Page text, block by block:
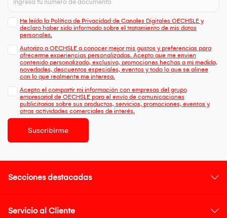
He leído la Política de Privacidad de Canales Digitales OECHSLE y
declaro haber sido informado sobre el tratamiento de mis datos
personales.
Autorizo a OECHSLE a conocer mejor mis gustos y preferencias para
ofrecerme experiencias personalizadas. Acepto que me envien
contenido personalizado, exclusivo, promociones hechas a mi medida,
novedades, descuentos especiales, eventos y todo lo que se alinee
con lo que realmente me interesa.
Acepto el compartir mi información con empresas del grupo
empresarial de OECHSLE para el envío de comunicaciones
publicitarias sobre sus productos, servicios, promociones, eventos y
otras actividades comerciales de interés.
Suscribirme
Secciones destacadas
Servicio al Cliente